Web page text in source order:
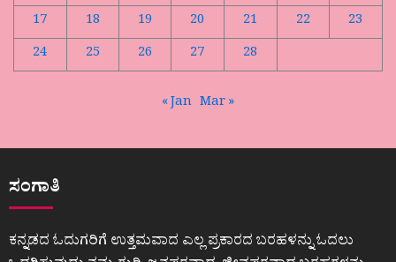
17
18 19 20 21 22
23
24
25 26 27 28
« Jan Mar »
ಸಂಗಾತಿ
ಕನ್ನಡದ ಓದುಗರಿಗೆ ಉತ್ತಮವಾದ ಎಲ್ಲ ಪ್ರಕಾರದ ಬರಹಳನ್ನು ಓದಲು